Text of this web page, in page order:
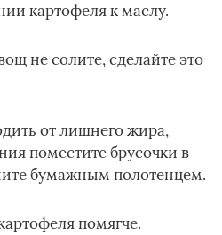
картофеля к маслу.
не солите, сделайте это
от лишнего жира,
поместите брусочки в
бумажным полотенцем.
помягче.